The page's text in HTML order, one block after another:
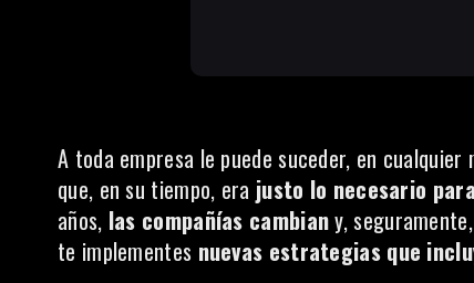
A toda empresa le puede suceder, en cualquier
que, en su tiempo, era justo lo necesario
años, las compañías cambiany,
te implementes nuevas estrategias que